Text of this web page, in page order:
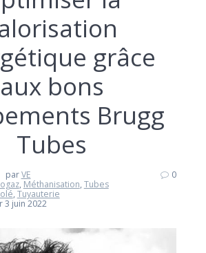
grâce
aux bons
Brugg
Tubes
parVE
, Méthanisation, Tubes
, Tuyauterie
3 juin 2022
0